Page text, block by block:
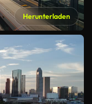
Herunterladen